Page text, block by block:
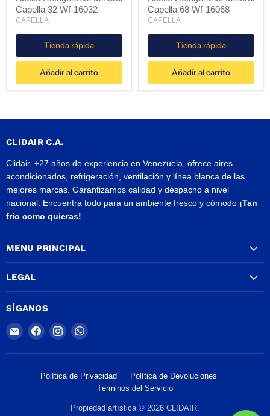
32
Wf-
16032
Capella 32 Wf-16032
CAPELLA
Tienda rápida
Añadir al carrito
68
Wf-
16068
Capella 68 Wf-16068
CAPELLA
Tienda rápida
Añadir al carrito
CLIDAIR C.A.
Clidair, +27 años de experiencia en Venezuela, ofrece aires
acondicionados, refrigeración, ventilación y línea blanca de las
mejores marcas. Garantizamos calidad y despacho a nivel
nacional. Encuentra todo para un ambiente fresco y cómodo ¡Tan
frío como quieras!
MENU PRINCIPAL
LEGAL
SÍGANOS
Encuéntrenos
Correo
Encuéntrenos
Facebook
Encuéntrenos
Instagram
Encuéntrenos
WhatsApp
Política de Privacidad
Política de Devoluciones
Términos del Servicio
Propiedad artística © 2026 CLIDAIR.